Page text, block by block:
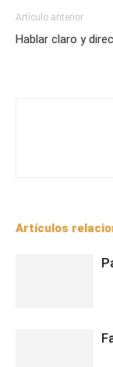
Artículo anterior
Hablar claro y
Artículos